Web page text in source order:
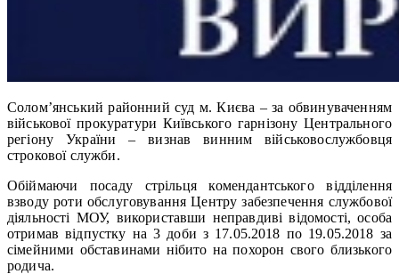
Солом’янський районний суд м. Києва – за обвинуваченням
військової прокуратури Київського гарнізону Центрального
регіону України – визнав винним військовослужбовця
строкової служби.
Обіймаючи посаду стрільця комендантського відділення
взводу роти обслуговування Центру забезпечення службової
діяльності МОУ, використавши неправдиві відомості, особа
отримав відпустку на 3 доби з 17.05.2018 по 19.05.2018 за
сімейними обставинами нібито на похорон свого близького
родича.